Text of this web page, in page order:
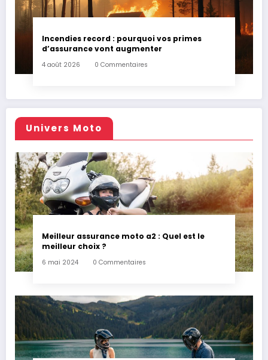
Incendies record : pourquoi vos primes
d’assurance vont augmenter
4 août 2026 0 Commentaires
Univers Moto
Meilleur assurance moto a2 : Quel est le
meilleur choix ?
6 mai 2024 0 Commentaires